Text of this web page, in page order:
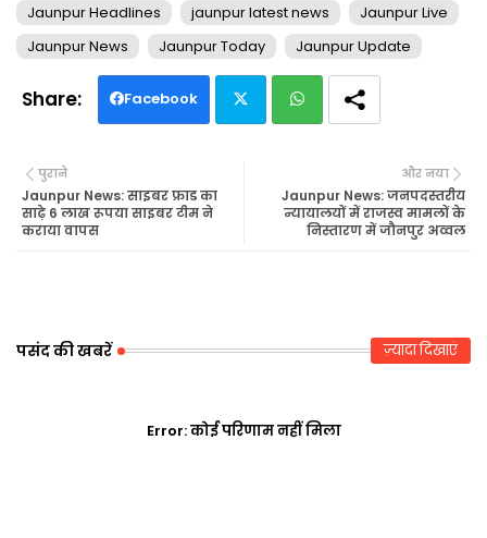
Jaunpur Headlines
jaunpur latest news
Jaunpur Live
Jaunpur News
Jaunpur Today Jaunpur Update
Facebook
ats
और नया
Jaunpur News: जनपदस्तरीय
न्यायालयों में राजस्व मामलों के
निस्तारण में जौनपुर अव्वल
पुराने
Jaunpur News: साइबर फ्राड का
साढ़े 6 लाख रूपया साइबर टीम ने
कराया वापस
पसंद की खबरें ज़्यादा दिखाएं
Error:कोई परिणाम नहीं मिला